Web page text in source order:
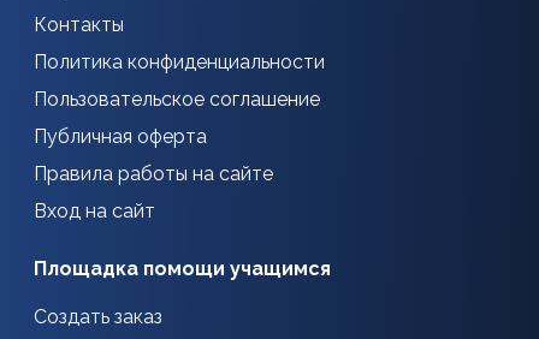
Контакты
Политика конфиденциальности
Пользовательское соглашение
Публичная оферта
Правила работы на сайте
Вход на сайт
Площадка помощи учащимся
Создать заказ